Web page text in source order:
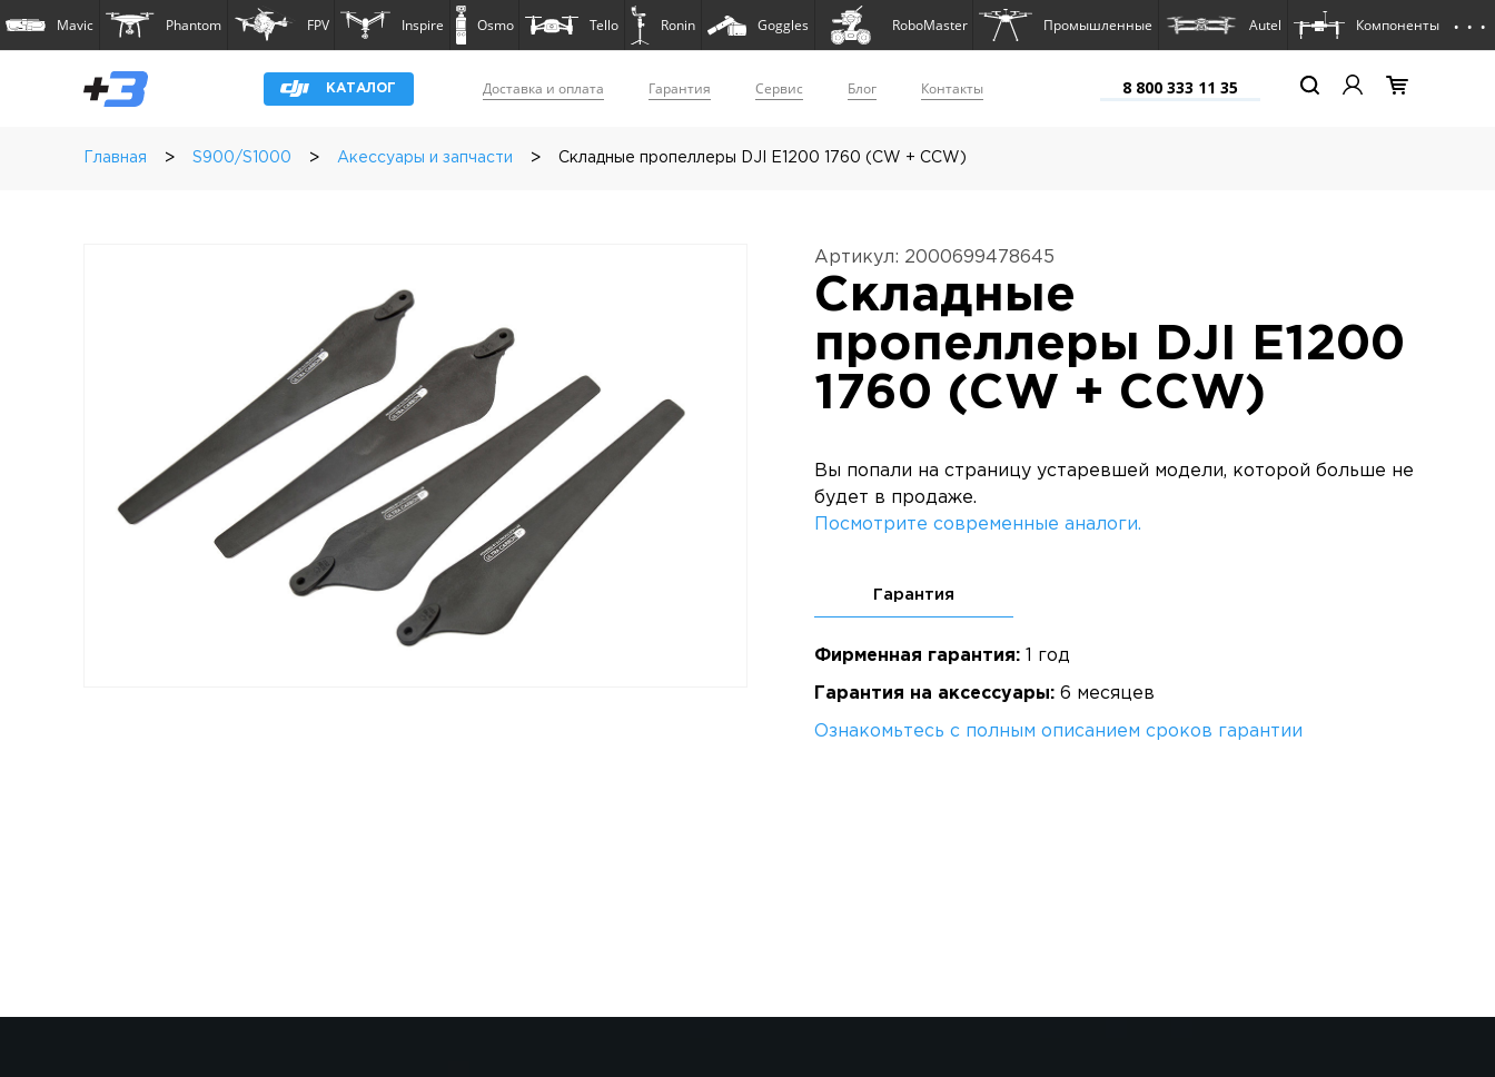
Mavic Phantom FPV Inspire Osmo Tello Ronin Goggles RoboMaster Промышленные Autel Компоненты . . .
КАТАЛОГ Доставка и оплата Гарантия Сервис Блог Контакты 8 800 333 11 35
Главная > S900/S1000 > Акессуары и запчасти > Складные пропеллеры DJI E1200 1760 (CW + CCW)
Артикул: 2000699478645
Складные
пропеллеры DJI E1200
1760 (CW + CCW)
Вы попали на страницу устаревшей модели, которой больше не
будет в продаже.
Посмотрите современные аналоги.
Гарантия
Фирменная гарантия:1 год
Гарантия на аксессуары:6 месяцев
Ознакомьтесь с полным описанием сроков гарантии